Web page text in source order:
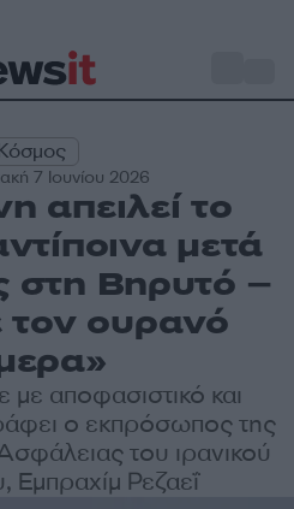
7 Ιουνίου 2026
απειλεί το
μετά
στη Βηρυτό –
τον ουρανό
αποφασιστικό και
ο εκπρόσωπος της
του ιρανικού
Εμπραχίμ Ρεζαεΐ